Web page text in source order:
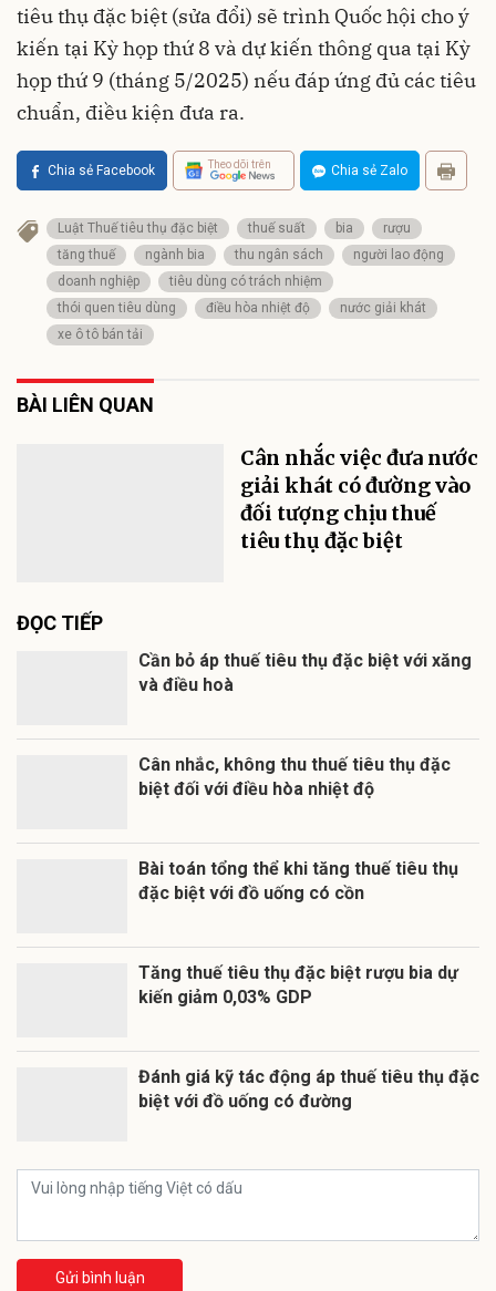
tiêu thụ đặc biệt (sửa đổi) sẽ trình Quốc hội cho ý
kiến tại Kỳ họp thứ 8 và dự kiến thông qua tại Kỳ
họp thứ 9 (tháng 5/2025) nếu đáp ứng đủ các tiêu
chuẩn, điều kiện đưa ra.
Chia sẻ Facebook Theo dõi trên Chia sẻ Zalo
Luật Thuế tiêu thụ đặc biệt thuế suất bia
rượu
tăng thuế
ngành bia thu ngân sách
người lao động
doanh nghiệp
tiêu dùng có trách nhiệm
thói quen tiêu dùng
điều hòa nhiệt độ
nước giải khát
xe ô tô bán tải
BÀI LIÊN QUAN
Cân nhắc việc đưa nước
giải khát có đường vào
đối tượng chịu thuế
tiêu thụ đặc biệt
ĐỌC TIẾP
Cần bỏ áp thuế tiêu thụ đặc biệt với xăng
và điều hoà
Cân nhắc, không thu thuế tiêu thụ đặc
biệt đối với điều hòa nhiệt độ
Bài toán tổng thể khi tăng thuế tiêu thụ
đặc biệt với đồ uống có cồn
Tăng thuế tiêu thụ đặc biệt rượu bia dự
kiến giảm 0,03% GDP
Đánh giá kỹ tác động áp thuế tiêu thụ đặc
biệt với đồ uống có đường
Gửi bình luận